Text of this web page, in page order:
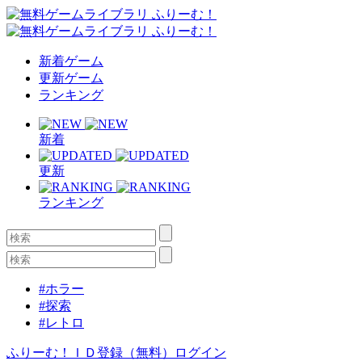
新着ゲーム
更新ゲーム
ランキング
新着
更新
ランキング
#ホラー
#探索
#レトロ
ふりーむ！ＩＤ登録（無料） ログイン